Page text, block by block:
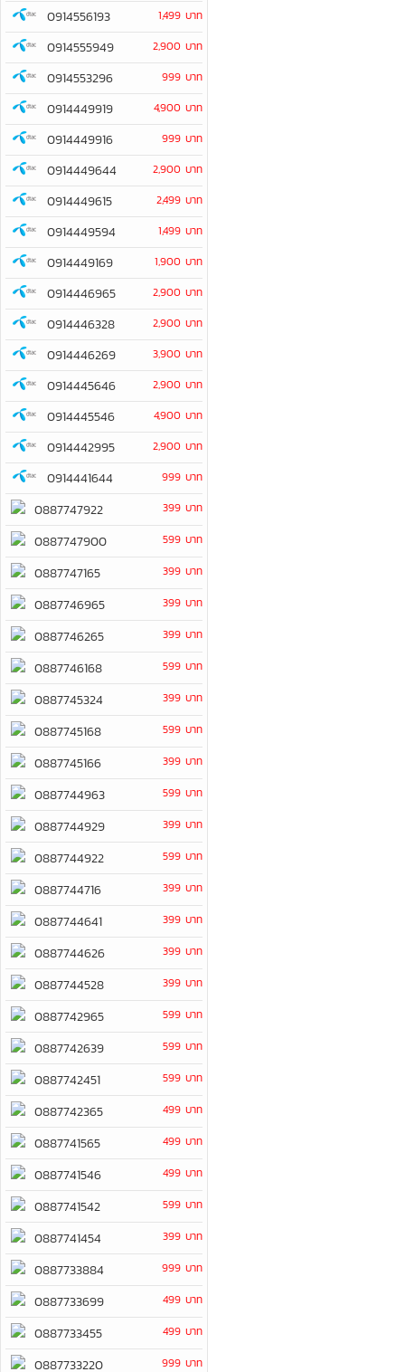
0914556193 1,499 บาท
0914555949 2,900 บาท
0914553296 999 บาท
0914449919 4,900 บาท
0914449916 999 บาท
0914449644 2,900 บาท
0914449615 2,499 บาท
0914449594 1,499 บาท
0914449169 1,900 บาท
0914446965 2,900 บาท
0914446328 2,900 บาท
0914446269 3,900 บาท
0914445646 2,900 บาท
0914445546 4,900 บาท
0914442995 2,900 บาท
0914441644 999 บาท
0887747922 399 บาท
0887747900 599 บาท
0887747165 399 บาท
0887746965 399 บาท
0887746265 399 บาท
0887746168 599 บาท
0887745324 399 บาท
0887745168 599 บาท
0887745166 399 บาท
0887744963 599 บาท
0887744929 399 บาท
0887744922 599 บาท
0887744716 399 บาท
0887744641 399 บาท
0887744626 399 บาท
0887744528 399 บาท
0887742965 599 บาท
0887742639 599 บาท
0887742451 599 บาท
0887742365 499 บาท
0887741565 499 บาท
0887741546 499 บาท
0887741542 599 บาท
0887741454 399 บาท
0887733884 999 บาท
0887733699 499 บาท
0887733455 499 บาท
0887733220 999 บาท